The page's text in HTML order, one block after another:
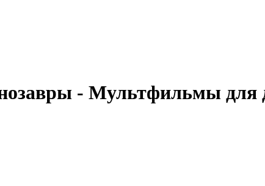
- Мультфильмы для